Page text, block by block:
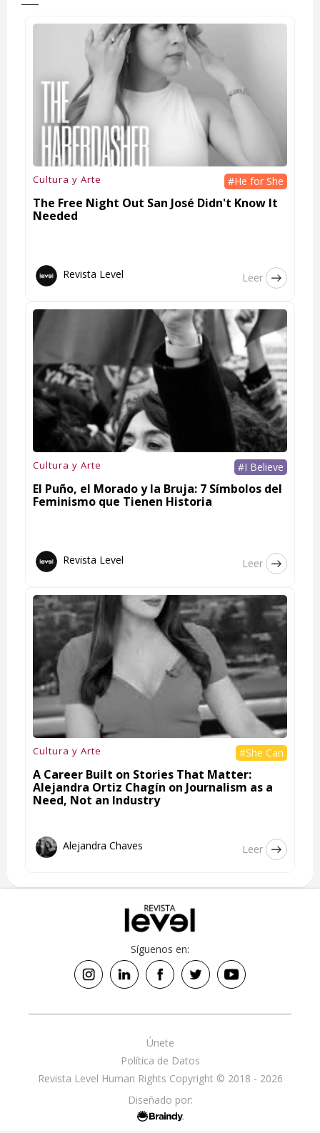
Cultura y Arte #He for She
The Free Night Out San José Didn't Know It
Needed
Revista Level Leer
Cultura y Arte #I Believe
El Puño, el Morado y la Bruja: 7 Símbolos del
Feminismo que Tienen Historia
Revista Level Leer
Cultura y Arte #She Can
A Career Built on Stories That Matter:
Alejandra Ortiz Chagín on Journalism as a
Need, Not an Industry
Alejandra Chaves Leer
Síguenos en:
Revista Level Human Rights Copyright © 2018 - 2026
Política de Datos
Únete
Diseñado por: